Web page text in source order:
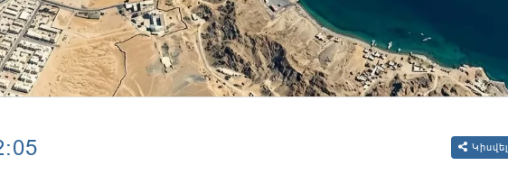
Կիսվել